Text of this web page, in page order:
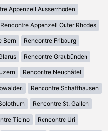
Appenzell Ausserrhoden
Rencontre Appenzell Outer Rhodes
Bern Rencontre Fribourg
Rencontre Graubünden
Rencontre Neuchâtel
Rencontre Schaffhausen
Rencontre St. Gallen
Ticino Rencontre Uri